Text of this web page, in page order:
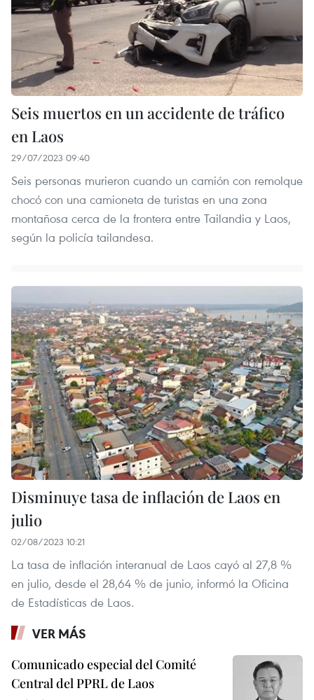
Seis muertos en un accidente de tráfico
en Laos
29/07/2023 09:40
Seis personas murieron cuando un camión con remolque
chocó con una camioneta de turistas en una zona
montañosa cerca de la frontera entre Tailandia y Laos,
según la policía tailandesa.
Disminuye tasa de inflación de Laos en
julio
02/08/2023 10:21
La tasa de inflación interanual de Laos cayó al 27,8 %
en julio, desde el 28,64 % de junio, informó la Oficina
de Estadísticas de Laos.
VER MÁS
Comunicado especial del Comité
Central del PPRL de Laos